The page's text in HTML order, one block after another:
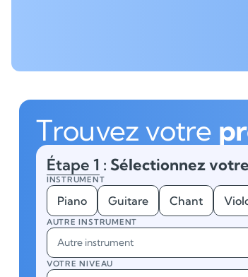
Trouvez votre
Étape 1 : Sélectionnez
INSTRUMENT
Piano Guitare Chant
AUTRE INSTRUMENT
Autre instrument
VOTRE NIVEAU